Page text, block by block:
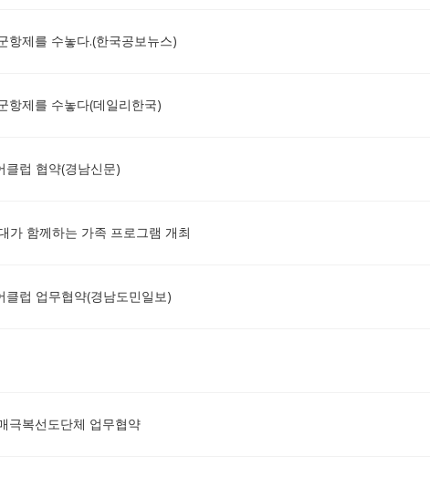
항제를 수놓다.(한국공보뉴스)
항제를 수놓다(데일리한국)
클럽 협약(경남신문)
가 함께하는 가족 프로그램 개최
럽 업무협약(경남도민일보)
극복선도단체 업무협약